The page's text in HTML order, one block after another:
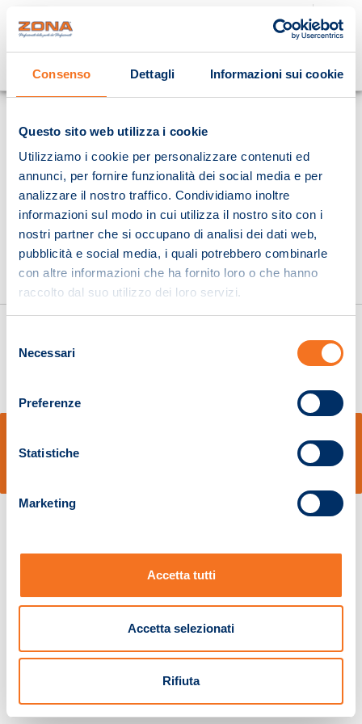
Consenso Dettagli Informazioni sui cookie
Questo sito web utilizza i cookie
Utilizziamo i cookie per personalizzare contenuti ed
annunci, per fornire funzionalità dei social media e per
analizzare il nostro traffico. Condividiamo inoltre
informazioni sul modo in cui utilizza il nostro sito con i
nostri partner che si occupano di analisi dei dati web,
pubblicità e social media, i quali potrebbero combinarle
con altre informazioni che ha fornito loro o che hanno
raccolto dal suo utilizzo dei loro servizi.
delNecessari
Preferenze
Statistiche
Marketing
Accetta tutti
Accetta selezionati
Rifiuta
Cosa stai cercando?
Pistoia 01680210505 – R.E.A. n.155974 - Cap.Soc. € 2.000.000,00 i.v. La
Società adotta il Codice Etico D.lgs. 231/01